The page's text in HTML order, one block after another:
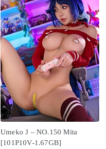
Umeko J – NO.150 Mita
[101P10V-1.67GB]